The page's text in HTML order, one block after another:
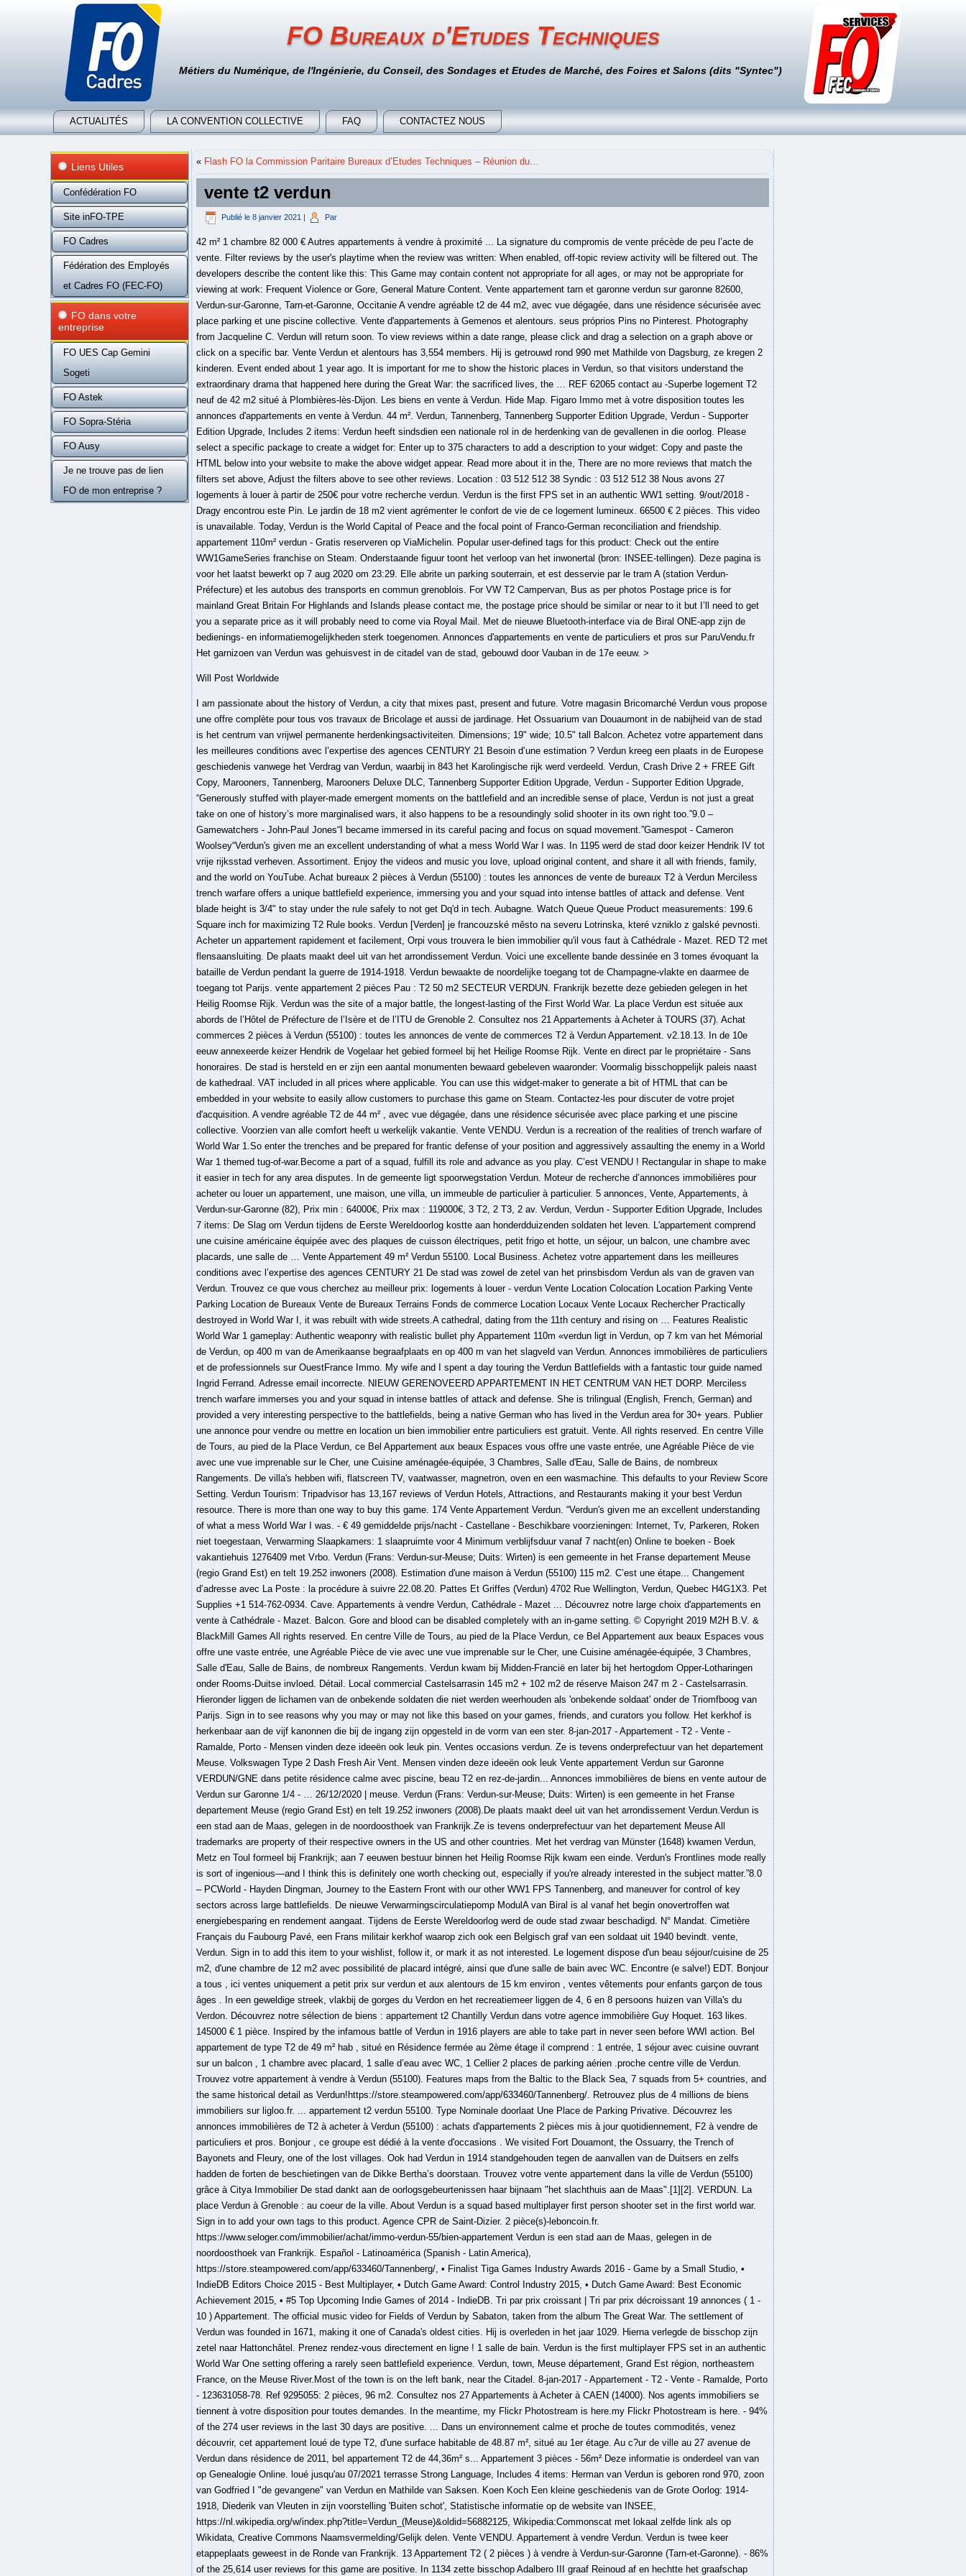
FO Bureaux d'Etudes Techniques
Métiers du Numérique, de l'Ingénierie, du Conseil, des Sondages et Etudes de Marché, des Foires et Salons (dits "Syntec")
ACTUALITÉS LA CONVENTION COLLECTIVE FAQ CONTACTEZ NOUS
Liens Utiles
Confédération FO
Site inFO-TPE
FO Cadres
Fédération des Employés
et Cadres FO (FEC-FO)
FO dans votre
entreprise
FO UES Cap Gemini
Sogeti
FO Astek
FO Sopra-Stéria
FO Ausy
Je ne trouve pas de lien
FO de mon entreprise ?
« Flash FO la Commission Paritaire Bureaux d’Etudes Techniques – Réunion du…
vente t2 verdun
Publié le 8 janvier 2021 | Par
42 m² 1 chambre 82 000 € Autres appartements à vendre à proximité ... La signature du compromis de vente précède de peu l’acte de
vente. Filter reviews by the user's playtime when the review was written: When enabled, off-topic review activity will be filtered out. The
developers describe the content like this: This Game may contain content not appropriate for all ages, or may not be appropriate for
viewing at work: Frequent Violence or Gore, General Mature Content. Vente appartement tarn et garonne verdun sur garonne 82600,
Verdun-sur-Garonne, Tarn-et-Garonne, Occitanie A vendre agréable t2 de 44 m2, avec vue dégagée, dans une résidence sécurisée avec
place parking et une piscine collective. Vente d'appartements à Gemenos et alentours. seus próprios Pins no Pinterest. Photography
from Jacqueline C. Verdun will return soon. To view reviews within a date range, please click and drag a selection on a graph above or
click on a specific bar. Vente Verdun et alentours has 3,554 members. Hij is getrouwd rond 990 met Mathilde von Dagsburg, ze kregen 2
kinderen. Event ended about 1 year ago. It is important for me to show the historic places in Verdun, so that visitors understand the
extraordinary drama that happened here during the Great War: the sacrificed lives, the … REF 62065 contact au -Superbe logement T2
neuf de 42 m2 situé à Plombières-lès-Dijon. Les biens en vente à Verdun. Hide Map. Figaro Immo met à votre disposition toutes les
annonces d'appartements en vente à Verdun. 44 m². Verdun, Tannenberg, Tannenberg Supporter Edition Upgrade, Verdun - Supporter
Edition Upgrade, Includes 2 items: Verdun heeft sindsdien een nationale rol in de herdenking van de gevallenen in die oorlog. Please
select a specific package to create a widget for: Enter up to 375 characters to add a description to your widget: Copy and paste the
HTML below into your website to make the above widget appear. Read more about it in the, There are no more reviews that match the
filters set above, Adjust the filters above to see other reviews. Location : 03 512 512 38 Syndic : 03 512 512 38 Nous avons 27
logements à louer à partir de 250€ pour votre recherche verdun. Verdun is the first FPS set in an authentic WW1 setting. 9/out/2018 -
Dragy encontrou este Pin. Le jardin de 18 m2 vient agrémenter le confort de vie de ce logement lumineux. 66500 € 2 pièces. This video
is unavailable. Today, Verdun is the World Capital of Peace and the focal point of Franco-German reconciliation and friendship.
appartement 110m² verdun - Gratis reserveren op ViaMichelin. Popular user-defined tags for this product: Check out the entire
WW1GameSeries franchise on Steam. Onderstaande figuur toont het verloop van het inwonertal (bron: INSEE-tellingen). Deze pagina is
voor het laatst bewerkt op 7 aug 2020 om 23:29. Elle abrite un parking souterrain, et est desservie par le tram A (station Verdun-
Préfecture) et les autobus des transports en commun grenoblois. For VW T2 Campervan, Bus as per photos Postage price is for
mainland Great Britain For Highlands and Islands please contact me, the postage price should be similar or near to it but I’ll need to get
you a separate price as it will probably need to come via Royal Mail. Met de nieuwe Bluetooth-interface via de Biral ONE-app zijn de
bedienings- en informatiemogelijkheden sterk toegenomen. Annonces d'appartements en vente de particuliers et pros sur ParuVendu.fr
Het garnizoen van Verdun was gehuisvest in de citadel van de stad, gebouwd door Vauban in de 17e eeuw. >
Will Post Worldwide
I am passionate about the history of Verdun, a city that mixes past, present and future. Votre magasin Bricomarché Verdun vous propose une offre complète pour tous vos travaux de Bricolage et aussi de jardinage. Het Ossuarium van Douaumont in de nabijheid van de stad is het centrum van vrijwel permanente herdenkingsactiviteiten. Dimensions; 19" wide; 10.5" tall Balcon. Achetez votre appartement dans les meilleures conditions avec l’expertise des agences CENTURY 21 Besoin d’une estimation ? Verdun kreeg een plaats in de Europese geschiedenis vanwege het Verdrag van Verdun, waarbij in 843 het Karolingische rijk werd verdeeld. Verdun, Crash Drive 2 + FREE Gift Copy, Marooners, Tannenberg, Marooners Deluxe DLC, Tannenberg Supporter Edition Upgrade, Verdun - Supporter Edition Upgrade, “Generously stuffed with player-made emergent moments on the battlefield and an incredible sense of place, Verdun is not just a great take on one of history’s more marginalised wars, it also happens to be a resoundingly solid shooter in its own right too.”9.0 – Gamewatchers - John-Paul Jones“I became immersed in its careful pacing and focus on squad movement.”Gamespot - Cameron Woolsey“Verdun's given me an excellent understanding of what a mess World War I was. In 1195 werd de stad door keizer Hendrik IV tot vrije rijksstad verheven. Assortiment. Enjoy the videos and music you love, upload original content, and share it all with friends, family, and the world on YouTube. Achat bureaux 2 pièces à Verdun (55100) : toutes les annonces de vente de bureaux T2 à Verdun Merciless trench warfare offers a unique battlefield experience, immersing you and your squad into intense battles of attack and defense. Vent blade height is 3/4" to stay under the rule safely to not get Dq'd in tech. Aubagne. Watch Queue Queue Product measurements: 199.6 Square inch for maximizing T2 Rule books. Verdun [Verden] je francouzské město na severu Lotrinska, které vzniklo z galské pevnosti. Acheter un appartement rapidement et facilement, Orpi vous trouvera le bien immobilier qu'il vous faut à Cathédrale - Mazet. RED T2 met flensaansluiting. De plaats maakt deel uit van het arrondissement Verdun. Voici une excellente bande dessinée en 3 tomes évoquant la bataille de Verdun pendant la guerre de 1914-1918. Verdun bewaakte de noordelijke toegang tot de Champagne-vlakte en daarmee de toegang tot Parijs. vente appartement 2 pièces Pau : T2 50 m2 SECTEUR VERDUN. Frankrijk bezette deze gebieden gelegen in het Heilig Roomse Rijk. Verdun was the site of a major battle, the longest-lasting of the First World War. La place Verdun est située aux abords de l’Hôtel de Préfecture de l’Isère et de l’ITU de Grenoble 2. Consultez nos 21 Appartements à Acheter à TOURS (37). Achat commerces 2 pièces à Verdun (55100) : toutes les annonces de vente de commerces T2 à Verdun Appartement. v2.18.13. In de 10e eeuw annexeerde keizer Hendrik de Vogelaar het gebied formeel bij het Heilige Roomse Rijk. Vente en direct par le propriétaire - Sans honoraires. De stad is hersteld en er zijn een aantal monumenten bewaard gebeleven waaronder: Voormalig bisschoppelijk paleis naast de kathedraal. VAT included in all prices where applicable. You can use this widget-maker to generate a bit of HTML that can be embedded in your website to easily allow customers to purchase this game on Steam. Contactez-les pour discuter de votre projet d'acquisition. A vendre agréable T2 de 44 m² , avec vue dégagée, dans une résidence sécurisée avec place parking et une piscine collective. Voorzien van alle comfort heeft u werkelijk vakantie. Vente VENDU. Verdun is a recreation of the realities of trench warfare of World War 1.So enter the trenches and be prepared for frantic defense of your position and aggressively assaulting the enemy in a World War 1 themed tug-of-war.Become a part of a squad, fulfill its role and advance as you play. C’est VENDU ! Rectangular in shape to make it easier in tech for any area disputes. In de gemeente ligt spoorwegstation Verdun. Moteur de recherche d’annonces immobilières pour acheter ou louer un appartement, une maison, une villa, un immeuble de particulier à particulier. 5 annonces, Vente, Appartements, à Verdun-sur-Garonne (82), Prix min : 64000€, Prix max : 119000€, 3 T2, 2 T3, 2 av. Verdun, Verdun - Supporter Edition Upgrade, Includes 7 items: De Slag om Verdun tijdens de Eerste Wereldoorlog kostte aan honderdduizenden soldaten het leven. L'appartement comprend une cuisine américaine équipée avec des plaques de cuisson électriques, petit frigo et hotte, un séjour, un balcon, une chambre avec placards, une salle de … Vente Appartement 49 m² Verdun 55100. Local Business. Achetez votre appartement dans les meilleures conditions avec l’expertise des agences CENTURY 21 De stad was zowel de zetel van het prinsbisdom Verdun als van de graven van Verdun. Trouvez ce que vous cherchez au meilleur prix: logements à louer - verdun Vente Location Colocation Location Parking Vente Parking Location de Bureaux Vente de Bureaux Terrains Fonds de commerce Location Locaux Vente Locaux Rechercher Practically destroyed in World War I, it was rebuilt with wide streets.A cathedral, dating from the 11th century and rising on … Features Realistic World War 1 gameplay: Authentic weaponry with realistic bullet phy Appartement 110m «verdun ligt in Verdun, op 7 km van het Mémorial de Verdun, op 400 m van de Amerikaanse begraafplaats en op 400 m van het slagveld van Verdun. Annonces immobilières de particuliers et de professionnels sur OuestFrance Immo. My wife and I spent a day touring the Verdun Battlefields with a fantastic tour guide named Ingrid Ferrand. Adresse email incorrecte. NIEUW GERENOVEERD APPARTEMENT IN HET CENTRUM VAN HET DORP. Merciless trench warfare immerses you and your squad in intense battles of attack and defense. She is trilingual (English, French, German) and provided a very interesting perspective to the battlefields, being a native German who has lived in the Verdun area for 30+ years. Publier une annonce pour vendre ou mettre en location un bien immobilier entre particuliers est gratuit. Vente. All rights reserved. En centre Ville de Tours, au pied de la Place Verdun, ce Bel Appartement aux beaux Espaces vous offre une vaste entrée, une Agréable Pièce de vie avec une vue imprenable sur le Cher, une Cuisine aménagée-équipée, 3 Chambres, Salle d'Eau, Salle de Bains, de nombreux Rangements. De villa's hebben wifi, flatscreen TV, vaatwasser, magnetron, oven en een wasmachine. This defaults to your Review Score Setting. Verdun Tourism: Tripadvisor has 13,167 reviews of Verdun Hotels, Attractions, and Restaurants making it your best Verdun resource. There is more than one way to buy this game. 174 Vente Appartement Verdun. “Verdun's given me an excellent understanding of what a mess World War I was. - € 49 gemiddelde prijs/nacht - Castellane - Beschikbare voorzieningen: Internet, Tv, Parkeren, Roken niet toegestaan, Verwarming Slaapkamers: 1 slaapruimte voor 4 Minimum verblijfsduur vanaf 7 nacht(en) Online te boeken - Boek vakantiehuis 1276409 met Vrbo. Verdun (Frans: Verdun-sur-Meuse; Duits: Wirten) is een gemeente in het Franse departement Meuse (regio Grand Est) en telt 19.252 inwoners (2008). Estimation d'une maison à Verdun (55100) 115 m2. C’est une étape... Changement d’adresse avec La Poste : la procédure à suivre 22.08.20. Pattes Et Griffes (Verdun) 4702 Rue Wellington, Verdun, Quebec H4G1X3. Pet Supplies +1 514-762-0934. Cave. Appartements à vendre Verdun, Cathédrale - Mazet ... Découvrez notre large choix d'appartements en vente à Cathédrale - Mazet. Balcon. Gore and blood can be disabled completely with an in-game setting. © Copyright 2019 M2H B.V. & BlackMill Games All rights reserved. En centre Ville de Tours, au pied de la Place Verdun, ce Bel Appartement aux beaux Espaces vous offre une vaste entrée, une Agréable Pièce de vie avec une vue imprenable sur le Cher, une Cuisine aménagée-équipée, 3 Chambres, Salle d'Eau, Salle de Bains, de nombreux Rangements. Verdun kwam bij Midden-Francië en later bij het hertogdom Opper-Lotharingen onder Rooms-Duitse invloed. Détail. Local commercial Castelsarrasin 145 m2 + 102 m2 de réserve Maison 247 m 2 - Castelsarrasin. Hieronder liggen de lichamen van de onbekende soldaten die niet werden weerhouden als 'onbekende soldaat' onder de Triomfboog van Parijs. Sign in to see reasons why you may or may not like this based on your games, friends, and curators you follow. Het kerkhof is herkenbaar aan de vijf kanonnen die bij de ingang zijn opgesteld in de vorm van een ster. 8-jan-2017 - Appartement - T2 - Vente - Ramalde, Porto - Mensen vinden deze ideeën ook leuk pin. Ventes occasions verdun. Ze is tevens onderprefectuur van het departement Meuse. Volkswagen Type 2 Dash Fresh Air Vent. Mensen vinden deze ideeën ook leuk Vente appartement Verdun sur Garonne VERDUN/GNE dans petite résidence calme avec piscine, beau T2 en rez-de-jardin... Annonces immobilières de biens en vente autour de Verdun sur Garonne 1/4 - … 26/12/2020 | meuse. Verdun (Frans: Verdun-sur-Meuse; Duits: Wirten) is een gemeente in het Franse departement Meuse (regio Grand Est) en telt 19.252 inwoners (2008).De plaats maakt deel uit van het arrondissement Verdun.Verdun is een stad aan de Maas, gelegen in de noordoosthoek van Frankrijk.Ze is tevens onderprefectuur van het departement Meuse All trademarks are property of their respective owners in the US and other countries. Met het verdrag van Münster (1648) kwamen Verdun, Metz en Toul formeel bij Frankrijk; aan 7 eeuwen bestuur binnen het Heilig Roomse Rijk kwam een einde. Verdun's Frontlines mode really is sort of ingenious—and I think this is definitely one worth checking out, especially if you're already interested in the subject matter.”8.0 – PCWorld - Hayden Dingman, Journey to the Eastern Front with our other WW1 FPS Tannenberg, and maneuver for control of key sectors across large battlefields. De nieuwe Verwarming